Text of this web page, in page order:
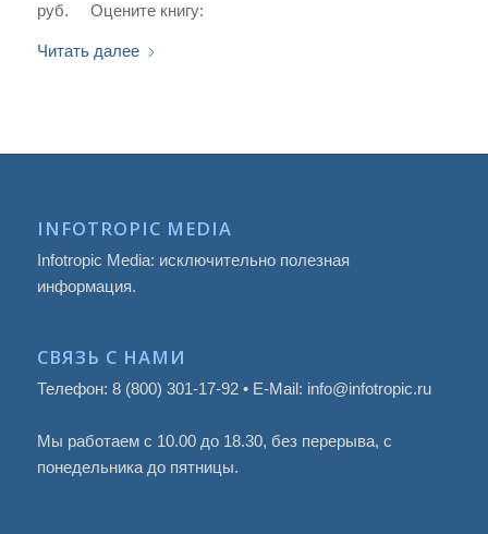
руб. Оцените книгу:
Читать далее
INFOTROPIC MEDIA
Infotropic Media: исключительно полезная
информация.
СВЯЗЬ С НАМИ
Телефон: 8 (800) 301-17-92 • E-Mail: info@infotropic.ru
Мы работаем с 10.00 до 18.30, без перерыва, с
понедельника до пятницы.